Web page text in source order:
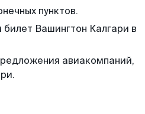
пунктов.
Вашингтон Калгари в
авиакомпаний,